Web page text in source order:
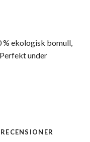
% ekologisk bomull,
under
RECENSIONER